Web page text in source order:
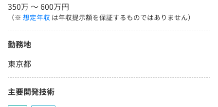
350万 〜 600万円
（※ 想定年収 は年収提示額を保証するものではありません）
勤務地
東京都
主要開発技術